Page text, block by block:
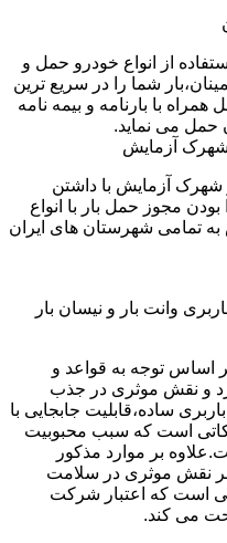
از انواع خودرو حمل و
شما را در سریع ترین
با بارنامه و بیمه نامه
حمل می نماید.
شهرک آزمایش
شهرک آزمایش با داشتن
دارا بودن مجوز حمل بار با انواع
تمامی شهرستان های ایران
وانت بار و نیسان بار
اساس توجه به قواعد و
و نقش موثری در جذب
ساده،قابلیت جابجایی با
است که سبب محبوبیت
بر موارد مذکور
نقش موثری در سلامت
است که اعتبار شرکت
می کند.